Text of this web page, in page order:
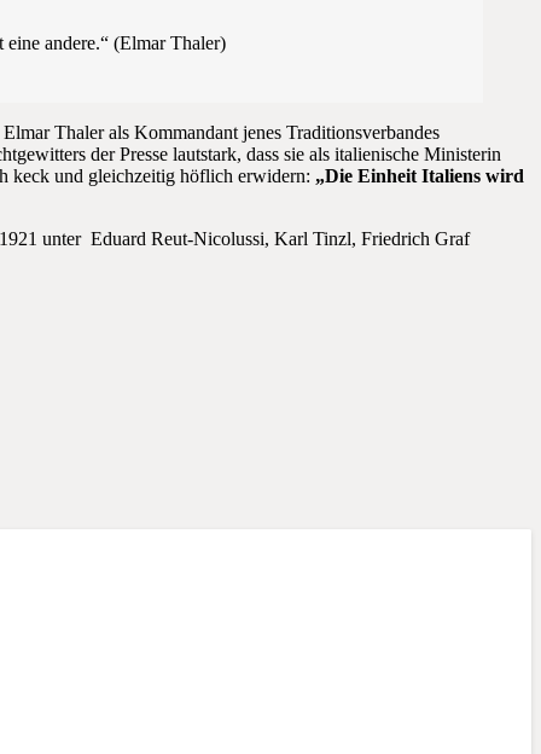
eine andere.“ (Elmar Thaler)
Thaler als Kommandant jenes Traditionsverbandes
der Presse lautstark, dass sie als italienische Ministerin
keck und gleichzeitig höflich erwidern: „Die Einheit Italiens wird
1921 unter Eduard Reut-Nicolussi, Karl Tinzl, Friedrich Graf